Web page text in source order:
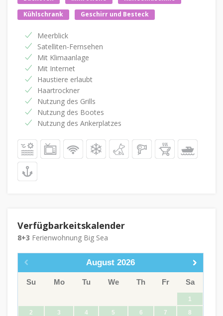
Kühlschrank
Geschirr und Besteck
Meerblick
Satelliten-Fernsehen
Mit Klimaanlage
Mit Internet
Haustiere erlaubt
Haartrockner
Nutzung des Grills
Nutzung des Bootes
Nutzung des Ankerplatzes
Verfügbarkeitskalender
8+3 Ferienwohnung Big Sea
August 2026
Su Mo Tu We Th Fr Sa
1
2
3 4 5 6 7
8